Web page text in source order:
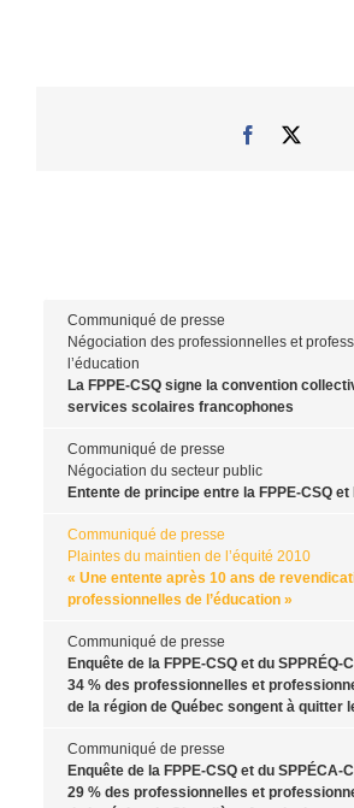
Facebook
Communiqué de presse
Négociation des professionnelles et
l’éducation
La FPPE-CSQ signe la convention
services scolaires francophones
Communiqué de presse
Négociation du secteur public
Entente de principe entre la FPPE-CSQ et
Communiqué de presse
Plaintes du maintien de l’équité 2010
« Une entente après 10 ans de
professionnelles de l’éducation »
Communiqué de presse
Enquête de la FPPE-CSQ et du SPPRÉQ-
34 % des professionnelles et
de la région de Québec songent à quitter
Communiqué de presse
Enquête de la FPPE-CSQ et du SPPÉCA-
29 % des professionnelles et